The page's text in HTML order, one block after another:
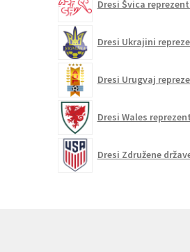
Dresi Švica
Dresi Ukrajini
Dresi Urugvaj
Dresi Wales
Dresi Združene